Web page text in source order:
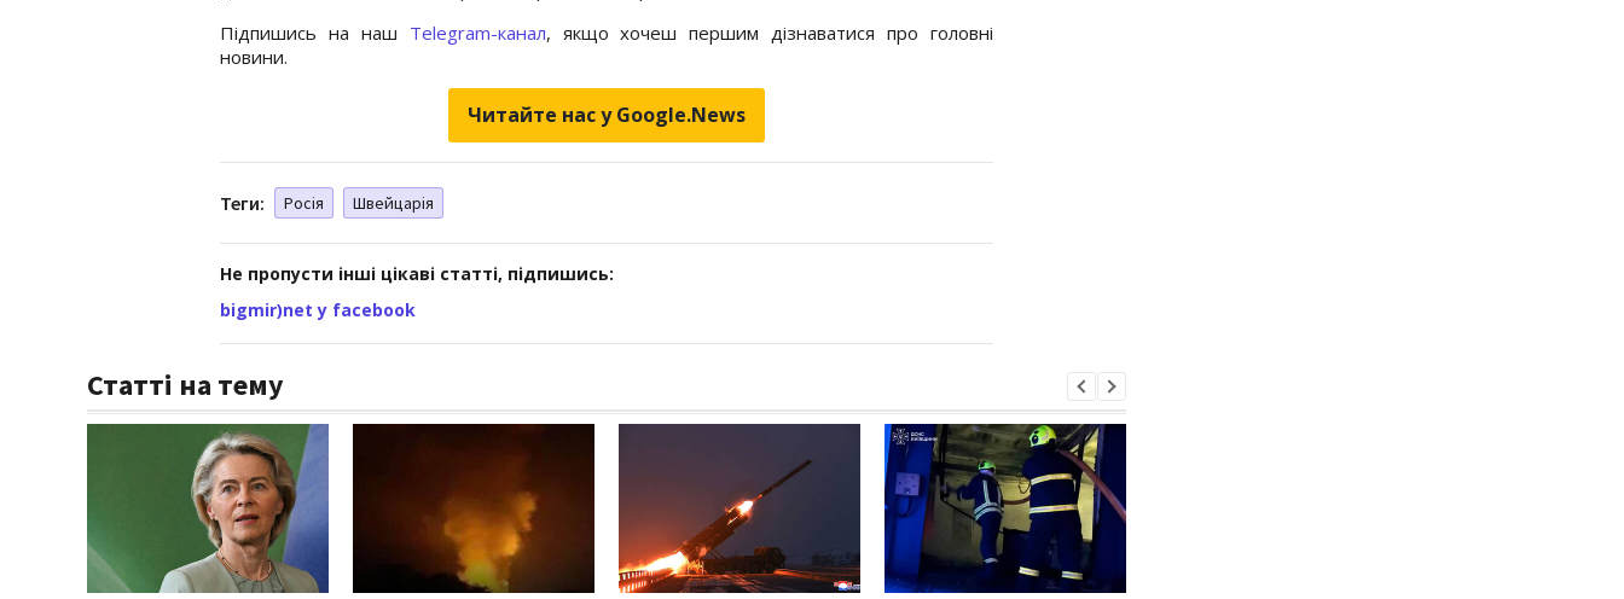
Підпишись на наш Telegram-канал, якщо хочеш першим дізнаватися про головні
новини.
Читайте нас у Google.News
Теги: Росія Швейцарія
Не пропусти інші цікаві статті, підпишись:
bigmir)net у facebook
Статті на тему